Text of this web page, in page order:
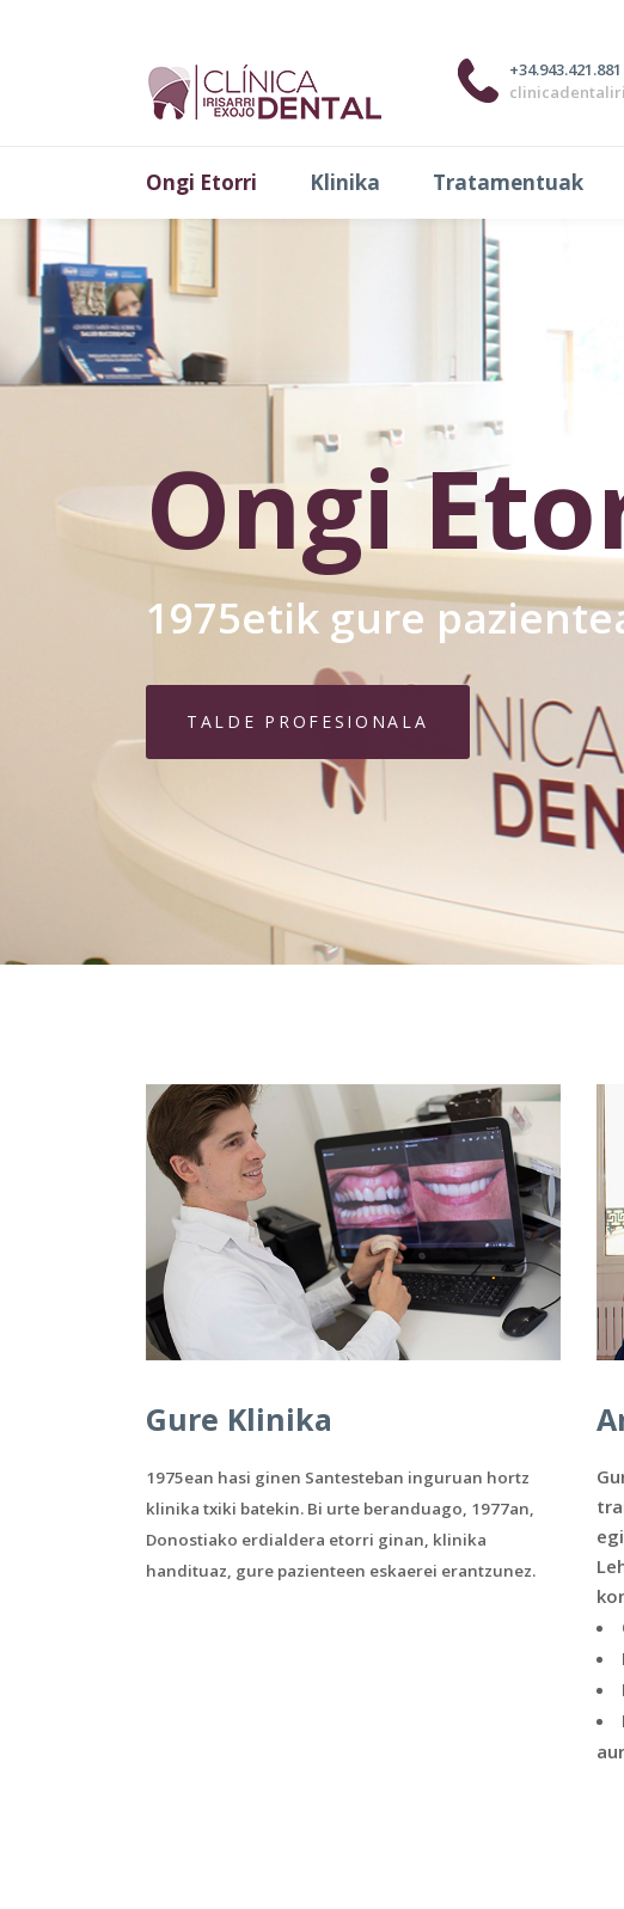
+34.943.421.881
Ongi Etorri Klinika Tratamentuak
Ongi
1975etik gure
TALDE PROFESIONALA
Gure Klinika
1975ean hasi ginen Santesteban inguruan hortz
klinika txiki batekin. Bi urte beranduago, 1977an,
Donostiako erdialdera etorri ginan, klinika
handituaz, gure pazienteen eskaerei erantzunez.